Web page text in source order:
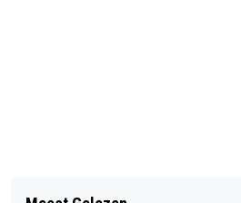
GAY OP FLAKKEE WINT